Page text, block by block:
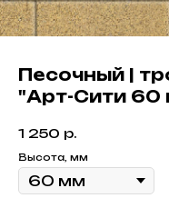
Песочный |
"Арт-Сити 60
1 250 р.
Высота, мм